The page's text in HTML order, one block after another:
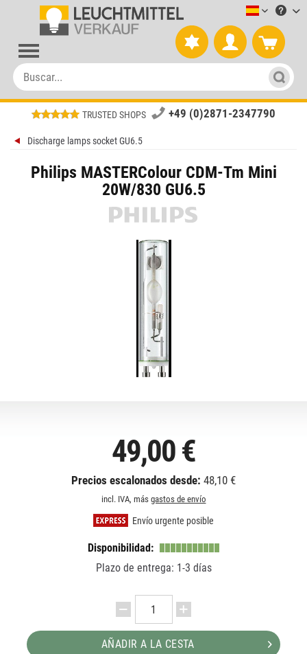
TRUSTED SHOPS +49 (0)2871-2347790
Discharge lamps socket GU6.5
Philips MASTERColour CDM-Tm Mini
20W/830 GU6.5
49,00 €
Precios escalonados desde: 48,10 €
incl. IVA, más gastos de envío
Envío urgente posible
Disponibilidad:
Plazo de entrega: 1-3 días
AÑADIR A LA CESTA